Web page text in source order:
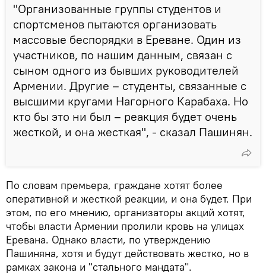
"Организованные группы студентов и
спортсменов пытаются организовать
массовые беспорядки в Ереване. Один из
участников, по нашим данным, связан с
сыном одного из бывших руководителей
Армении. Другие – студенты, связанные с
высшими кругами Нагорного Карабаха. Но
кто бы это ни был – реакция будет очень
жесткой, и она жесткая", - сказал Пашинян.
По словам премьера, граждане хотят более
оперативной и жесткой реакции, и она будет. При
этом, по его мнению, организаторы акций хотят,
чтобы власти Армении пролили кровь на улицах
Еревана. Однако власти, по утверждению
Пашиняна, хотя и будут действовать жестко, но в
рамках закона и "стального мандата".